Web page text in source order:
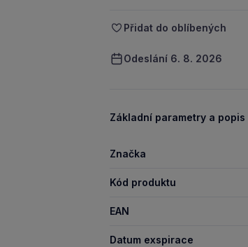
Přidat do oblíbených
Odeslání 6. 8. 2026
Základní parametry a popis
Značka
Kód produktu
EAN
Datum exspirace